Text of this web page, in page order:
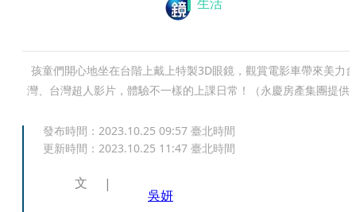
孩童們開心地坐在台階上戴上特製3D眼鏡，觀賞電影車帶來美力台
灣、台灣超人影片，體驗不一樣的上課日常！（永慶房產集團提供
發布時間： 2023.10.25 09:57 臺北時間
更新時間： 2023.10.25 11:47 臺北時間
文
吳妍